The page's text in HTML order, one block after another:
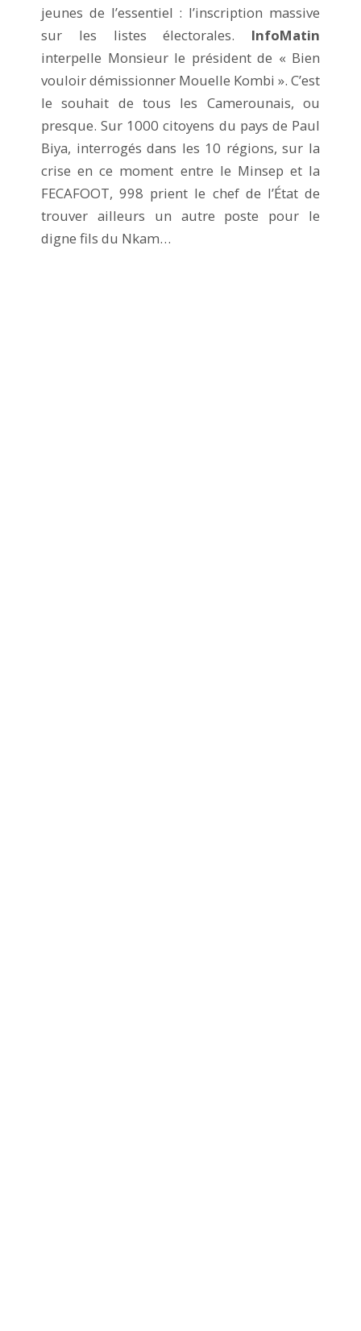
jeunes de l’essentiel : l’inscription massive
sur les listes électorales. InfoMatin
interpelle Monsieur le président de « Bien
vouloir démissionner Mouelle Kombi ». C’est
le souhait de tous les Camerounais, ou
presque. Sur 1000 citoyens du pays de Paul
Biya, interrogés dans les 10 régions, sur la
crise en ce moment entre le Minsep et la
FECAFOOT, 998 prient le chef de l’État de
trouver ailleurs un autre poste pour le
digne fils du Nkam…